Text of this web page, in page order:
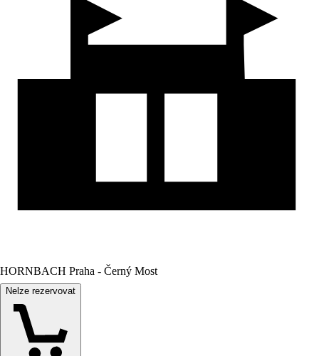
HORNBACH Praha - Černý Most
Nelze rezervovat